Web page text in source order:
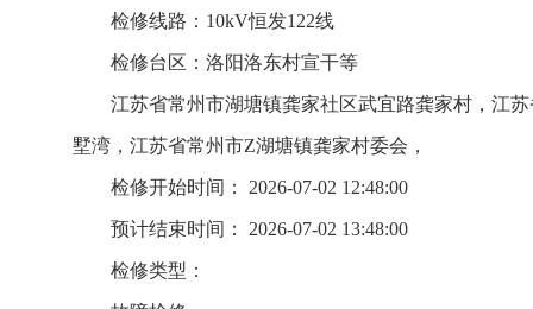
检修线路：10kV恒发122线
检修台区：洛阳洛东村宣干等
江苏省常州市湖塘镇龚家社区武宜路龚家村，江
墅湾，江苏省常州市Z湖塘镇龚家村委会，
检修开始时间： 2026-07-02 12:48:00
预计结束时间： 2026-07-02 13:48:00
检修类型：